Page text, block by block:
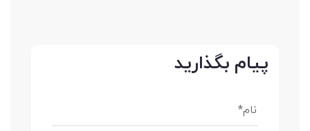
پیام بگذارید